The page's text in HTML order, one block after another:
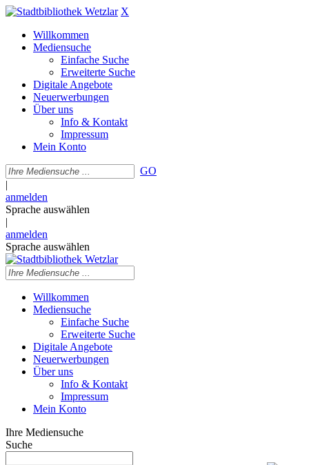
X
Willkommen
Mediensuche
Einfache Suche
Erweiterte Suche
Digitale Angebote
Neuerwerbungen
Über uns
Info & Kontakt
Impressum
Mein Konto
GO
|
anmelden
Sprache auswählen
|
anmelden
Sprache auswählen
Willkommen
Mediensuche
Einfache Suche
Erweiterte Suche
Digitale Angebote
Neuerwerbungen
Über uns
Info & Kontakt
Impressum
Mein Konto
Ihre Mediensuche
Suche